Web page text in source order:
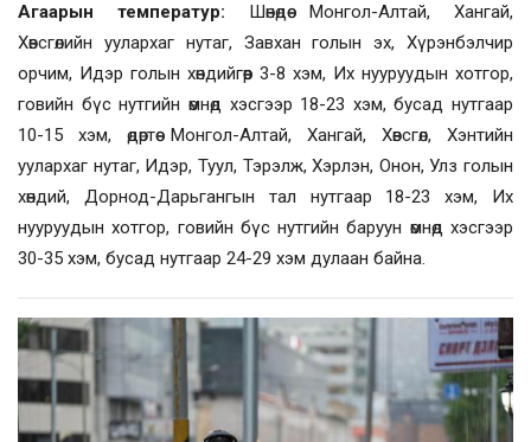
Агаарын температур: Шөнөдөө Монгол-Алтай, Хангай,
Хөвсгөлийн уулархаг нутаг, Завхан голын эх, Хүрэнбэлчир
орчим, Идэр голын хөндийгөөр 3-8 хэм, Их нууруудын хотгор,
говийн бүс нутгийн өмнөд хэсгээр 18-23 хэм, бусад нутгаар
10-15 хэм, өдөртөө Монгол-Алтай, Хангай, Хөвсгөл, Хэнтийн
уулархаг нутаг, Идэр, Туул, Тэрэлж, Хэрлэн, Онон, Улз голын
хөндий, Дорнод-Дарьгангын тал нутгаар 18-23 хэм, Их
нууруудын хотгор, говийн бүс нутгийн баруун өмнөд хэсгээр
30-35 хэм, бусад нутгаар 24-29 хэм дулаан байна.